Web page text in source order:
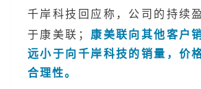
千岸科技回应称，公司的持续
于康美联；
康美联向其他客户
远小于向千岸科技的销量，价
合理性。